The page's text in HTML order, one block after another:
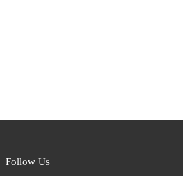
Follow Us